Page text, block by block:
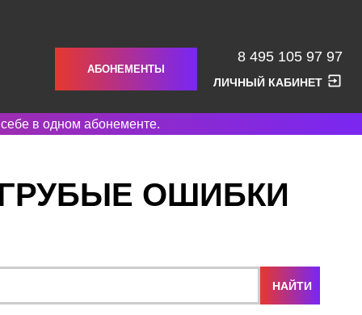
АБОНЕМЕНТЫ
8 495 105 97 97
ЛИЧНЫЙ КАБИНЕТ
в одном абонементе.
ОШИБКИ